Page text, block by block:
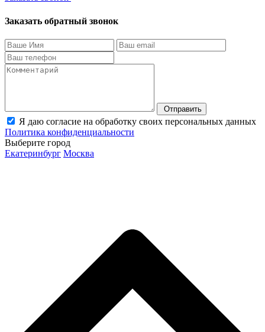
Заказать обратный звонок
Отправить
Я даю согласие на обработку своих персональных данных
Политика конфиденциальности
Выберите город
Екатеринбург Москва